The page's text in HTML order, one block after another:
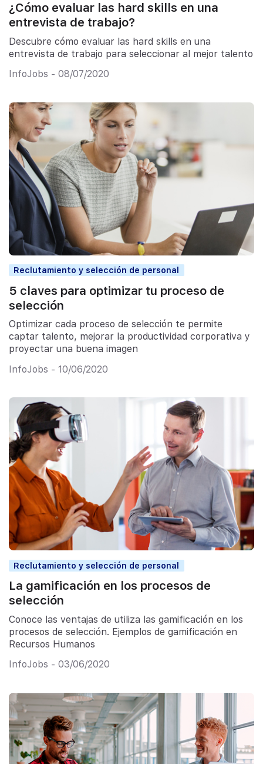
¿Cómo evaluar las hard skills en una
entrevista de trabajo?
Descubre cómo evaluar las hard skills en una
entrevista de trabajo para seleccionar al mejor talento
InfoJobs - 08/07/2020
Reclutamiento y selección de personal
5 claves para optimizar tu proceso de
selección
Optimizar cada proceso de selección te permite
captar talento, mejorar la productividad corporativa y
proyectar una buena imagen
InfoJobs - 10/06/2020
Reclutamiento y selección de personal
La gamificación en los procesos de
selección
Conoce las ventajas de utiliza las gamificación en los
procesos de selección. Ejemplos de gamificación en
Recursos Humanos
InfoJobs - 03/06/2020